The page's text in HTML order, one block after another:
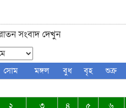
জকিগঞ্জ-
ঈদুল ফিতরের
সংবাদ দেখুন
সোম মঙ্গল বুধ বৃহ শুক্র